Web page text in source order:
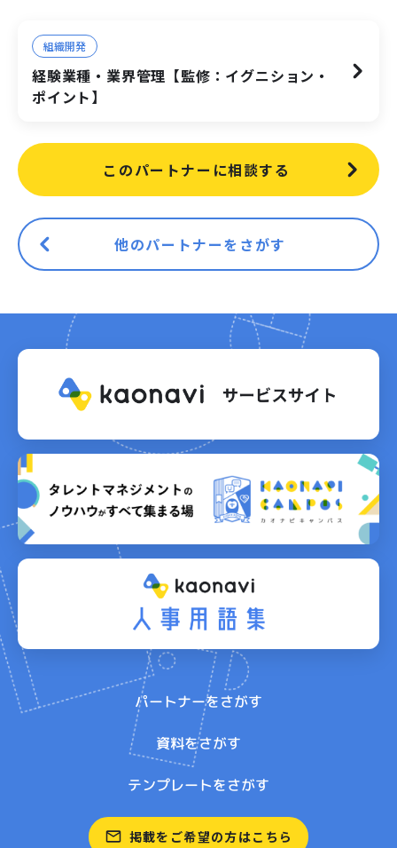
組織開発
経験業種・業界管理【監修：イグニション・
ポイント】
他のパートナーをさがす
このパートナーに相談する
パートナーをさがす
資料をさがす
テンプレートをさがす
掲載をご希望の方はこちら